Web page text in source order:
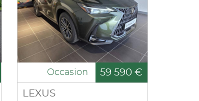
Occasion 59 590 €
LEXUS